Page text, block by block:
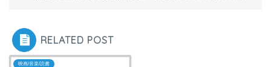
RELATED POST
映画/音楽/読書